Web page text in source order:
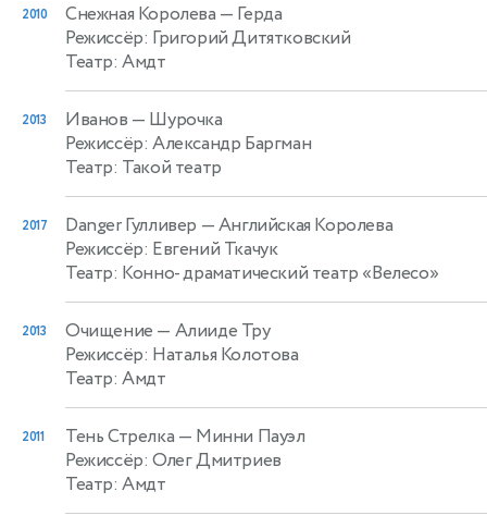
2010 Снежная Королева — Герда
Режиссёр: Григорий Дитятковский
Театр: Амдт
2013 Иванов — Шурочка
Режиссёр: Александр Баргман
Театр: Такой театр
2017 Danger Гулливер — Английская Королева
Режиссёр: Евгений Ткачук
Театр: Конно- драматический театр «Велесо»
2013 Очищение — Алииде Тру
Режиссёр: Наталья Колотова
Театр: Амдт
2011 Тень Стрелка — Минни Пауэл
Режиссёр: Олег Дмитриев
Театр: Амдт